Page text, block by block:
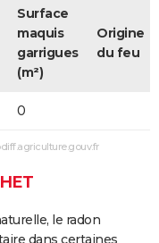
Surface
maquis
garrigues
(m²)
Origine
du feu
0
le radon
dans certaines